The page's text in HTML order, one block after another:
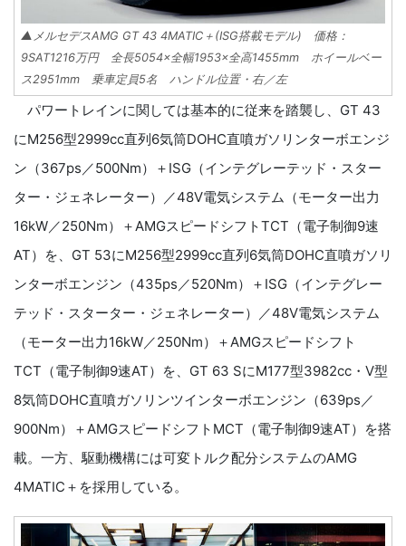
▲メルセデスAMG GT 43 4MATIC＋(ISG搭載モデル) 価格：
9SAT1216万円 全長5054×全幅1953×全高1455mm ホイールベー
ス2951mm 乗車定員5名 ハンドル位置・右／左
パワートレインに関しては基本的に従来を踏襲し、GT 43
にM256型2999cc直列6気筒DOHC直噴ガソリンターボエンジ
ン（367ps／500Nm）＋ISG（インテグレーテッド・スター
ター・ジェネレーター）／48V電気システム（モーター出力
16kW／250Nm）＋AMGスピードシフトTCT（電子制御9速
AT）を、GT 53にM256型2999cc直列6気筒DOHC直噴ガソリ
ンターボエンジン（435ps／520Nm）＋ISG（インテグレー
テッド・スターター・ジェネレーター）／48V電気システム
（モーター出力16kW／250Nm）＋AMGスピードシフト
TCT（電子制御9速AT）を、GT 63 SにM177型3982cc・V型
8気筒DOHC直噴ガソリンツインターボエンジン（639ps／
900Nm）＋AMGスピードシフトMCT（電子制御9速AT）を搭
載。一方、駆動機構には可変トルク配分システムのAMG
4MATIC＋を採用している。